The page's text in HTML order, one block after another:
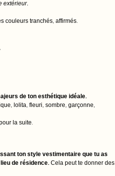
extérieur.
couleurs tranchés, affirmés.
de ton esthétique idéale.
lolita, fleuri, sombre, garçonne,
la suite.
ton style vestimentaire que tu as
de résidence. Cela peut te donner des